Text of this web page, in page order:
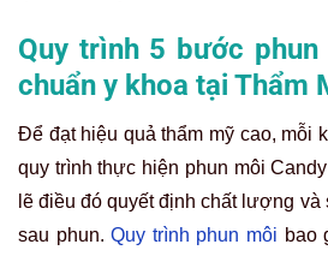
Quy trình 5 bước phun
chuẩn y khoa tại Thẩm
Để đạt hiệu quả thẩm mỹ cao, mỗi
quy trình thực hiện phun môi
lẽ điều đó quyết định chất lượng và
sau phun.Quy trình phun môi bao